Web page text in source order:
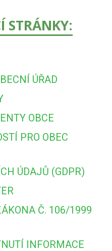
STRÁNKY:
ÚŘAD
OBCE
PRO OBEC
ÚDAJŮ (GDPR)
Č. 106/1999
INFORMACE